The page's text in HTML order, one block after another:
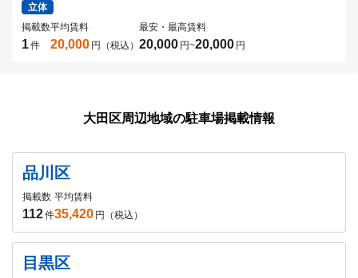
立体
掲載数
1件
平均賃料
20,000 円（税込）
最安・最高賃料
20,000 円~20,000 円
大田区周辺地域の駐車場掲載情報
品川区
掲載数
112件
平均賃料
35,420 円（税込）
目黒区